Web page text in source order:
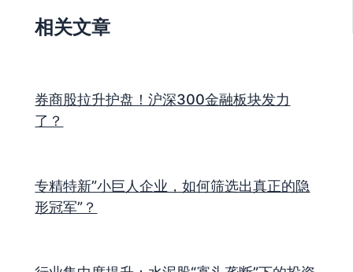
相关文章
券商股拉升护盘！沪深300金融板块发力
了？
专精特新”小巨人企业，如何筛选出真正的隐
形冠军”？